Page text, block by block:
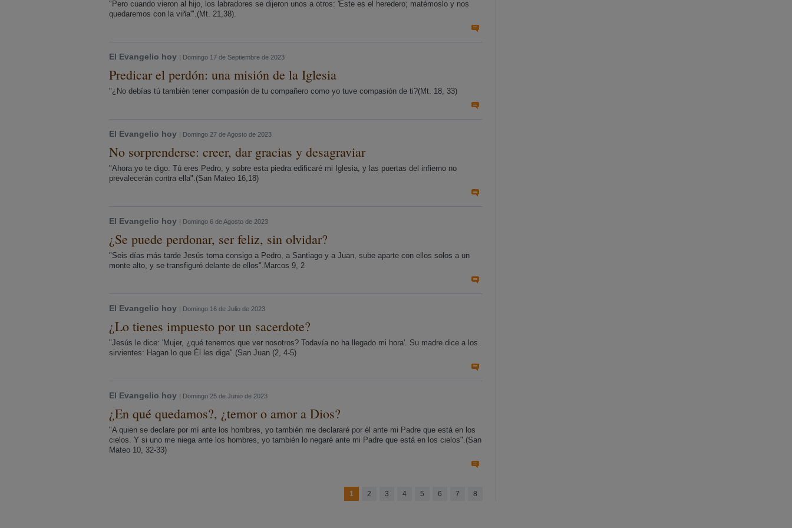
"Pero cuando vieron al hijo, los labradores se dijeron unos a otros: 'Este es el heredero; matémoslo y nos
quedaremos con la viña'".(Mt. 21,38).
El Evangelio hoy | Domingo 17 de Septiembre de 2023
Predicar el perdón: una misión de la Iglesia
"¿No debías tú también tener compasión de tu compañero como yo tuve compasión de ti?(Mt. 18, 33)
El Evangelio hoy | Domingo 27 de Agosto de 2023
No sorprenderse: creer, dar gracias y desagraviar
"Ahora yo te digo: Tú eres Pedro, y sobre esta piedra edificaré mi Iglesia, y las puertas del infierno no
prevalecerán contra ella".(San Mateo 16,18)
El Evangelio hoy | Domingo 6 de Agosto de 2023
¿Se puede perdonar, ser feliz, sin olvidar?
"Seis días más tarde Jesús toma consigo a Pedro, a Santiago y a Juan, sube aparte con ellos solos a un
monte alto, y se transfiguró delante de ellos".Marcos 9, 2
El Evangelio hoy | Domingo 16 de Julio de 2023
¿Lo tienes impuesto por un sacerdote?
"Jesús le dice: 'Mujer, ¿qué tenemos que ver nosotros? Todavía no ha llegado mi hora'. Su madre dice a los
sirvientes: Hagan lo que Él les diga".(San Juan (2, 4-5)
El Evangelio hoy | Domingo 25 de Junio de 2023
¿En qué quedamos?, ¿temor o amor a Dios?
"A quien se declare por mí ante los hombres, yo también me declararé por él ante mi Padre que está en los
cielos. Y si uno me niega ante los hombres, yo también lo negaré ante mi Padre que está en los cielos".(San
Mateo 10, 32-33)
1 2 3 4 5 6 7 8